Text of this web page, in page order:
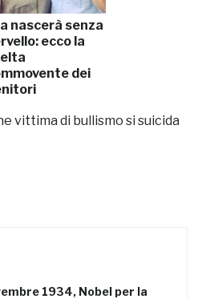
nascerà senza
ecco la
dei
vittima di bullismo si suicida
1934, Nobel per la